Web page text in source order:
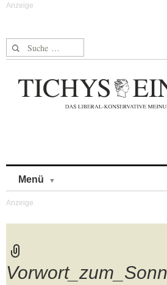
Suche nach:
Menü